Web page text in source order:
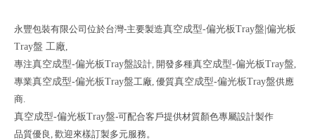
永豐包裝有限公司位於台灣-主要製造真空成型-偏光板Tray盤|偏光板
Tray盤 工廠
專注真空成型-偏光板Tray盤設計, 開發多種真空成型-偏光板Tray盤
專業真空成型-偏光板Tray盤工廠, 優質真空成型-偏光板Tray盤供應
商.
真空成型-偏光板Tray盤-可配合客戶提供材質顏色專屬設計製作
品質優良, 歡迎來樣訂製多元服務。